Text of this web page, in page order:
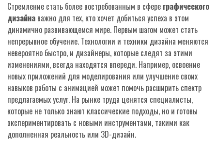
Стремление стать более востребованным в сфере графического
дизайна важно для тех, кто хочет добиться успеха в этом
динамично развивающемся мире. Первым шагом может стать
непрерывное обучение. Технологии и техники дизайна меняются
невероятно быстро, и дизайнеры, которые следят за этими
изменениями, всегда находятся впереди. Например, освоение
новых приложений для моделирования или улучшение своих
навыков работы с анимацией может помочь расширить спектр
предлагаемых услуг. На рынке труда ценятся специалисты,
которые не только знают классические подходы, но и готовы
экспериментировать с новыми инструментами, такими как
дополненная реальность или 3D-дизайн.